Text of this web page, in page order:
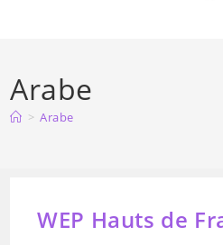
Arabe
> Arabe
WEP Hauts de